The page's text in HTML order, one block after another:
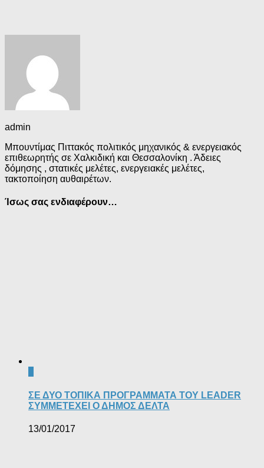
admin
Μπουντίμας Πιττακός πολιτικός μηχανικός & ενεργειακός
επιθεωρητής σε Χαλκιδική και Θεσσαλονίκη . Άδειες
δόμησης , στατικές μελέτες, ενεργειακές μελέτες,
τακτοποίηση αυθαιρέτων.
Ίσως σας ενδιαφέρουν…
ΣΕ ΔΥΟ ΤΟΠΙΚΑ ΠΡΟΓΡΑΜΜΑΤΑ ΤΟΥ LEADER
ΣΥΜΜΕΤΕΧΕΙ Ο ΔΗΜΟΣ ΔΕΛΤΑ
13/01/2017